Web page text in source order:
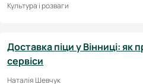
Культура і розваги
Доставка піци у Вінниці: як
сервіси
Наталія Шевчук